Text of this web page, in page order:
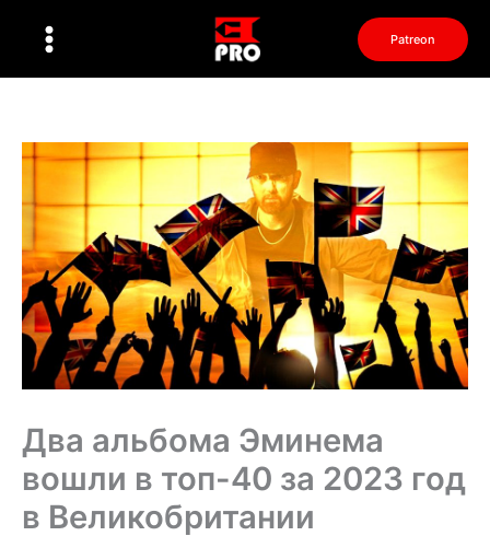
Patreon
Два альбома Эминема
вошли в топ-40 за 2023 год
в Великобритании